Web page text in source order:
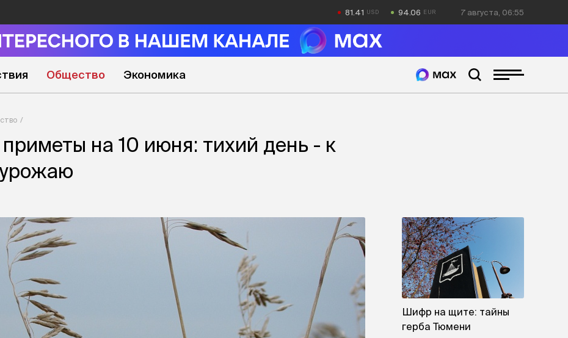
81.41 94.06 7 августа, 06:55
Общество Экономика
на 10 июня: тихий день - к
Шифр на щите: тайны
герба Тюмени